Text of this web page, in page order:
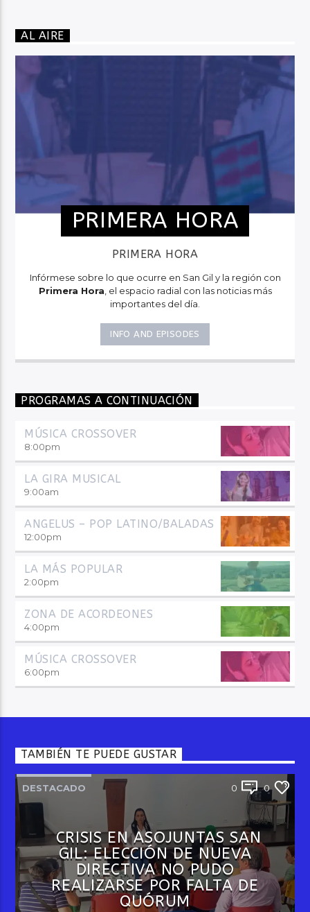
AL AIRE
PRIMERA HORA
PRIMERA HORA
Infórmese sobre lo que ocurre en San Gil y la región con
Primera Hora , el espacio radial con las noticias más
importantes del día.
INFO AND EPISODES
PROGRAMAS A CONTINUACIÓN
MÚSICA CROSSOVER
8:00pm
LA GIRA MUSICAL
9:00am
ANGELUS – POP LATINO/BALADAS
12:00pm
LA MÁS POPULAR
2:00pm
ZONA DE ACORDEONES
4:00pm
MÚSICA CROSSOVER
6:00pm
TAMBIÉN TE PUEDE GUSTAR
DESTACADO 0 0
CRISIS EN ASOJUNTAS SAN
GIL: ELECCIÓN DE NUEVA
DIRECTIVA NO PUDO
REALIZARSE POR FALTA DE
QUÓRUM